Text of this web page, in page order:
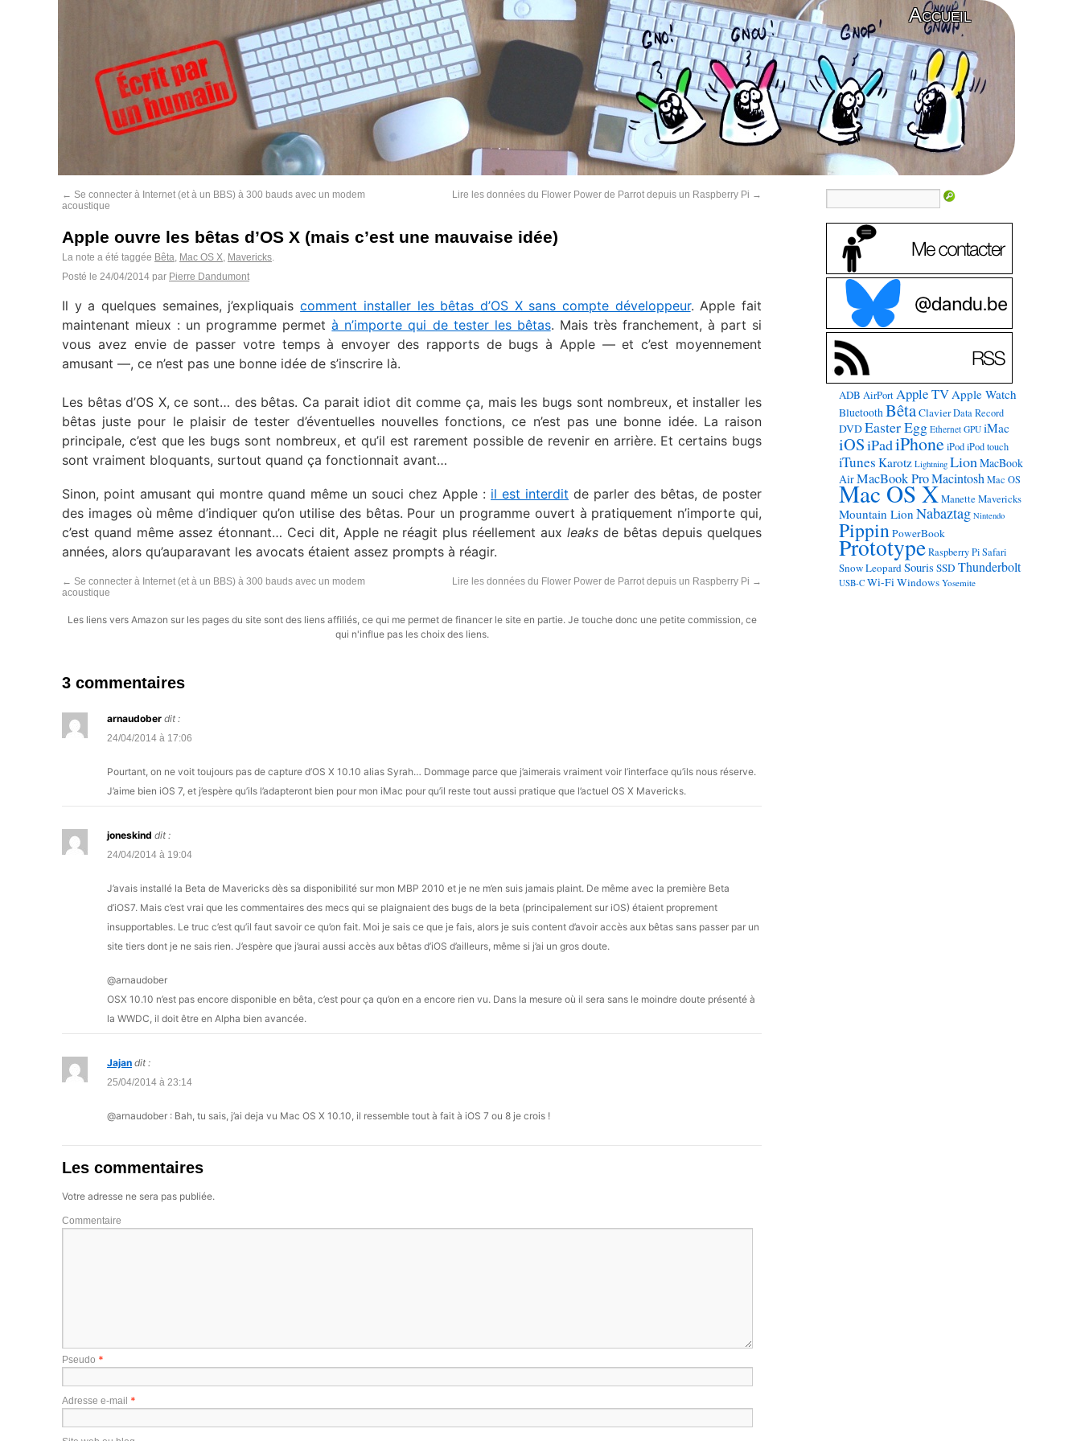
Accueil
← Se connecter à Internet (et à un BBS) à 300 bauds avec un modem
acoustique
Lire les données du Flower Power de Parrot depuis un Raspberry Pi →
Apple ouvre les bêtas d’OS X (mais c’est une mauvaise idée)
La note a été taggée Bêta, Mac OS X, Mavericks.
Posté le 24/04/2014 par Pierre Dandumont
Il y a quelques semaines, j’expliquaiscomment installer les bêtas d’OS X sans compte développeur. Apple fait
maintenant mieux : un programme permetà n’importe qui de tester les bêtas. Mais très franchement, à part si
vous avez envie de passer votre temps à envoyer des rapports de bugs à Apple — et c’est moyennement
amusant —, ce n’est pas une bonne idée de s’inscrire là.
Les bêtas d’OS X, ce sont… des bêtas. Ca parait idiot dit comme ça, mais les bugs sont nombreux, et installer les
bêtas juste pour le plaisir de tester d’éventuelles nouvelles fonctions, ce n’est pas une bonne idée. La raison
principale, c’est que les bugs sont nombreux, et qu’il est rarement possible de revenir en arrière. Et certains bugs
sont vraiment bloquants, surtout quand ça fonctionnait avant…
Sinon, point amusant qui montre quand même un souci chez Apple : il est interdit de parler des bêtas, de poster
des images où même d’indiquer qu’on utilise des bêtas. Pour un programme ouvert à pratiquement n’importe qui,
c’est quand même assez étonnant… Ceci dit, Apple ne réagit plus réellement auxleaks de bêtas depuis quelques
années, alors qu’auparavant les avocats étaient assez prompts à réagir.
← Se connecter à Internet (et à un BBS) à 300 bauds avec un modem
acoustique
Lire les données du Flower Power de Parrot depuis un Raspberry Pi →
Les liens vers Amazon sur les pages du site sont des liens affiliés, ce qui me permet de financer le site en partie. Je touche donc une petite commission, ce
qui n'influe pas les choix des liens.
3 commentaires
arnaudober dit :
24/04/2014 à 17:06
Pourtant, on ne voit toujours pas de capture d’OS X 10.10 alias Syrah… Dommage parce que j’aimerais vraiment voir l’interface qu’ils nous réserve.
J’aime bien iOS 7, et j’espère qu’ils l’adapteront bien pour mon iMac pour qu’il reste tout aussi pratique que l’actuel OS X Mavericks.
joneskind dit :
24/04/2014 à 19:04
J’avais installé la Beta de Mavericks dès sa disponibilité sur mon MBP 2010 et je ne m’en suis jamais plaint. De même avec la première Beta
d’iOS7. Mais c’est vrai que les commentaires des mecs qui se plaignaient des bugs de la beta (principalement sur iOS) étaient proprement
insupportables. Le truc c’est qu’il faut savoir ce qu’on fait. Moi je sais ce que je fais, alors je suis content d’avoir accès aux bêtas sans passer par un
site tiers dont je ne sais rien. J’espère que j’aurai aussi accès aux bêtas d’iOS d’ailleurs, même si j’ai un gros doute.
@arnaudober
OSX 10.10 n’est pas encore disponible en bêta, c’est pour ça qu’on en a encore rien vu. Dans la mesure où il sera sans le moindre doute présenté à
la WWDC, il doit être en Alpha bien avancée.
Jajan dit :
25/04/2014 à 23:14
@arnaudober : Bah, tu sais, j’ai deja vu Mac OS X 10.10, il ressemble tout à fait à iOS 7 ou 8 je crois !
Les commentaires
Votre adresse ne sera pas publiée.
Commentaire
Pseudo *
Adresse e-mail *
ADB AirPort Apple TVApple Watch
BluetoothBêtaClavier Data Record
DVDEaster Egg Ethernet GPU iMac
iOSiPadiPhone iPod iPod touch
iTunes Karotz Lightning LionMacBook
AirMacBook ProMacintosh Mac OS
Mac OS XManette Mavericks
Mountain Lion Nabaztag Nintendo
PippinPowerBook
Prototype Raspberry Pi Safari
Snow LeopardSouris SSD Thunderbolt
USB-C Wi-FiWindows Yosemite